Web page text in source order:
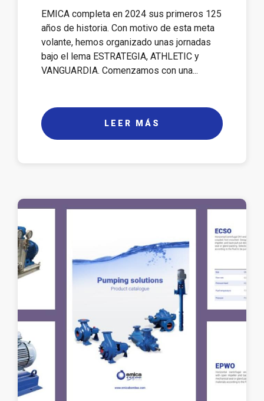
EMICA completa en 2024 sus primeros 125
años de historia. Con motivo de esta meta
volante, hemos organizado unas jornadas
bajo el lema ESTRATEGIA, ATHLETIC y
VANGUARDIA. Comenzamos con una...
LEER MÁS